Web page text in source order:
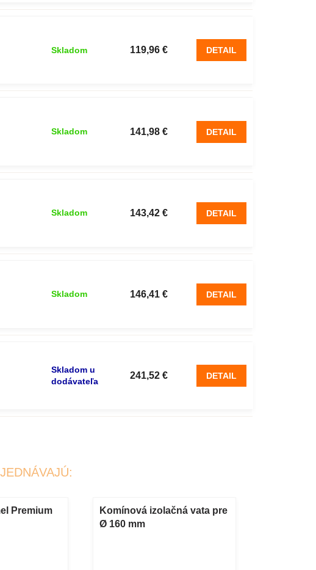
119,96 €
Skladom DETAIL
141,98 €
Skladom DETAIL
143,42 €
Skladom DETAIL
146,41 €
Skladom DETAIL
241,52 €
Skladom u
dodávateľa
DETAIL
Premium
Komínová izolačná vata pre
Ø 160 mm